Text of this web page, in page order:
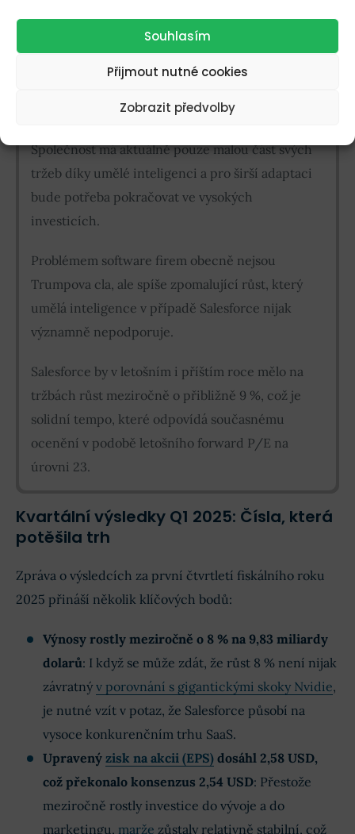
Souhlasím
Přijmout nutné cookies
Zobrazit předvolby
POHLED ANALYTIKA XTB, TOMÁŠE CVERNY
adaptace AI vychytávek do svého CRM systému.
Společnost má aktuálně pouze malou část svých
tržeb díky umělé inteligenci a pro širší adaptaci
bude potřeba pokračovat ve vysokých
investicích.
Problémem software firem obecně nejsou
Trumpova cla, ale spíše zpomalující růst, který
umělá inteligence v případě Salesforce nijak
významně nepodporuje.
Salesforce by v letošním i příštím roce mělo na
tržbách růst meziročně o přibližně 9 %, což je
solidní tempo, které odpovídá současnému
ocenění v podobě letošního forward P/E na
úrovni 23.
Kvartální výsledky Q1 2025: Čísla, která
potěšila trh
Zpráva o výsledcích za první čtvrtletí fiskálního roku
2025 přináší několik klíčových bodů:
Výnosy rostly meziročně o 8 % na 9,83 miliardy
dolarů: I když se může zdát, že růst 8 % není nijak
závratný v porovnání s gigantickými skoky Nvidie,
je nutné vzít v potaz, že Salesforce působí na
vysoce konkurenčním trhu SaaS.
Upravený zisk na akcii (EPS) dosáhl 2,58 USD,
což překonalo konsenzus 2,54 USD: Přestože
meziročně rostly investice do vývoje a do
marketingu, marže zůstaly relativně stabilní, což